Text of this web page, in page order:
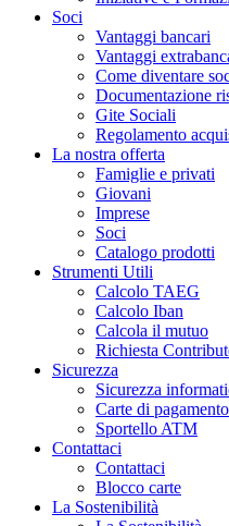
Soci
Vantaggi bancari
Vantaggi
Come diventare
Documentazione
Gite Sociali
Regolamento
La nostra offerta
Famiglie e privati
Giovani
Imprese
Soci
Catalogo prodotti
Strumenti Utili
Calcolo TAEG
Calcolo Iban
Calcola il mutuo
Richiesta
Sicurezza
Sicurezza
Carte di pagamento
Sportello ATM
Contattaci
Contattaci
Blocco carte
La Sostenibilità